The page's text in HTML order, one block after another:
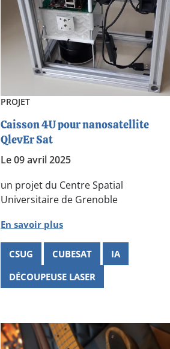
PROJET
Caisson 4U pour nanosatellite
QlevEr Sat
Le 09 avril 2025
un projet du Centre Spatial
Universitaire de Grenoble
En savoir plus
CSUG CUBESAT
IA
DÉCOUPEUSE LASER